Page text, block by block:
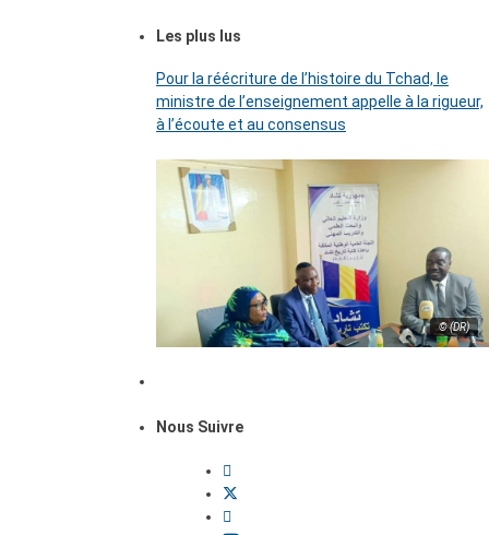
Les plus lus
Pour la réécriture de l’histoire du Tchad, le
ministre de l’enseignement appelle à la rigueur,
à l’écoute et au consensus
© (DR)
Nous Suivre